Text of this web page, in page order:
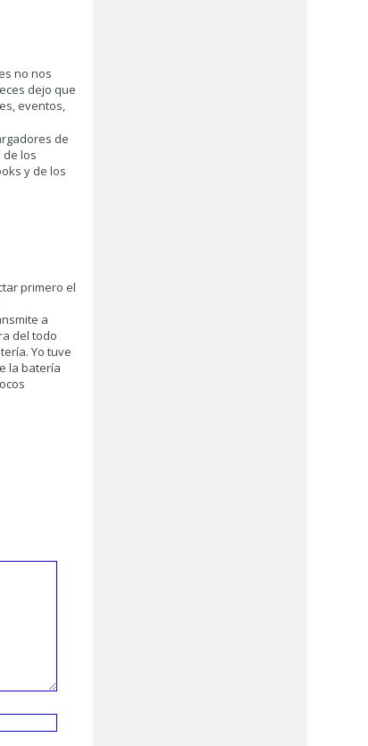
no nos
dejo que
eventos,
de
de los
y de los
primero el
a
del todo
Yo tuve
la batería